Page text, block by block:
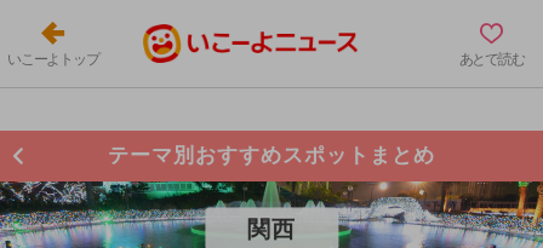
いこーよトップ あとで読む
テーマ別おすすめスポットまとめ
関西